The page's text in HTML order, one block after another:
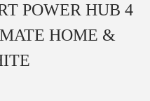
POWER HUB 4
HOME &